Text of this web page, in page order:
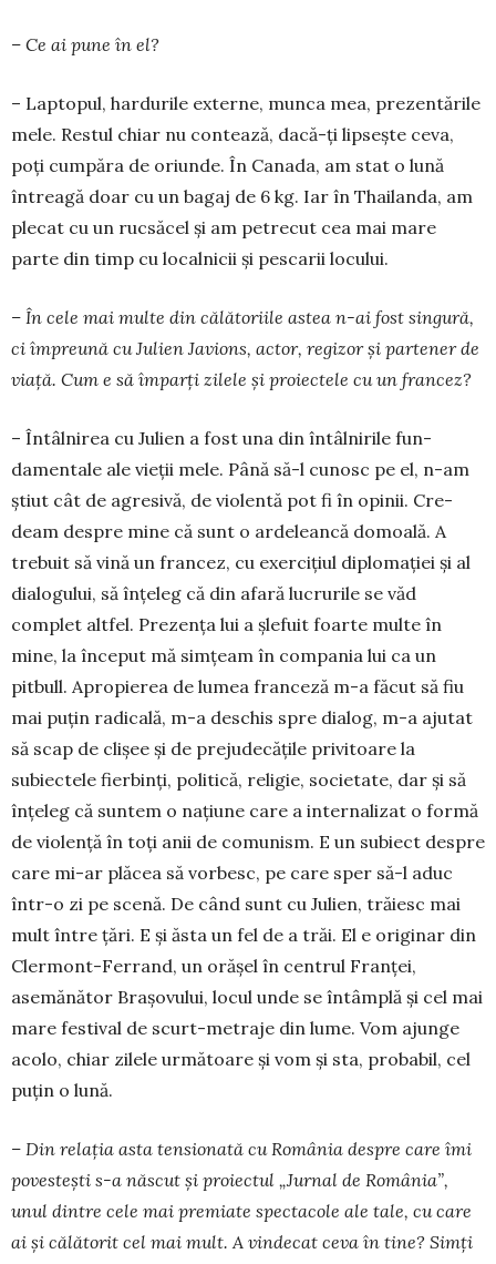
– Ce ai pune în el?
– Laptopul, hardurile externe, munca mea, pre­zen­tările
mele. Restul chiar nu contează, dacă-ți lipsește ceva,
poți cumpăra de oriunde. În Canada, am stat o lună
întreagă doar cu un bagaj de 6 kg. Iar în Thailanda, am
plecat cu un rucsăcel și am pe­trecut cea mai mare
parte din timp cu localnicii și pescarii locului.
– În cele mai multe din călătoriile astea n-ai fost singură,
ci împreună cu Ju­lien Javions, actor, re­gizor și partener de
viață. Cum e să împarți zilele și proiectele cu un francez?
– Întâlnirea cu Julien a fost una din întâlnirile fun­
damentale ale vieții mele. Până să-l cunosc pe el, n-am
știut cât de agresivă, de vio­lentă pot fi în opinii. Cre­
deam despre mine că sunt o ardeleancă domoală. A
tre­buit să vină un fran­cez, cu exercițiul diploma­ției și al
dia­logului, să înțeleg că din afară lucrurile se văd
complet altfel. Prezența lui a șlefuit foarte multe în
mine, la început mă simțeam în compania lui ca un
pitbull. Apropierea de lumea franceză m-a făcut să fiu
mai puțin radicală, m-a deschis spre dialog, m-a ajutat
să scap de clișee și de preju­de­cățile privitoare la
subiectele fierbinți, politică, religie, societate, dar și să
înțeleg că sun­tem o națiune care a internalizat o formă
de violență în toți anii de comunism. E un subiect despre
care mi-ar plăcea să vorbesc, pe care sper să-l aduc
într-o zi pe scenă. De când sunt cu Julien, trăiesc mai
mult între țări. E și ăsta un fel de a trăi. El e originar din
Clermont-Ferrand, un orășel în centrul Franței,
asemănător Brașovului, locul unde se întâmplă și cel mai
mare festival de scurt-metraje din lume. Vom ajunge
acolo, chiar zilele următoare și vom și sta, probabil, cel
puțin o lună.
– Din relația asta tensionată cu România despre care îmi
povestești s-a născut și proiectul „Jurnal de România”,
unul dintre cele mai premiate spectacole ale tale, cu care
ai și călătorit cel mai mult. A vindecat ceva în tine? Simți